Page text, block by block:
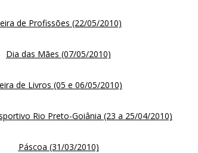
de Profissões (22/05/2010)
Dia das Mães (07/05/2010)
de Livros (05 e 06/05/2010)
Rio Preto-Goiânia (23 a 25/04/2010)
Páscoa (31/03/2010)